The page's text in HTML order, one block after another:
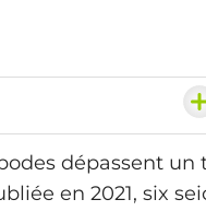
dépassent
en 2021, six